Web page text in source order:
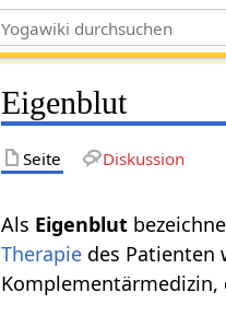
Eigenblut
Seite Diskussion
Als Eigenblut
Therapie des Patienten